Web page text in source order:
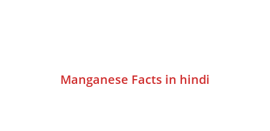
Manganese Facts in hindi